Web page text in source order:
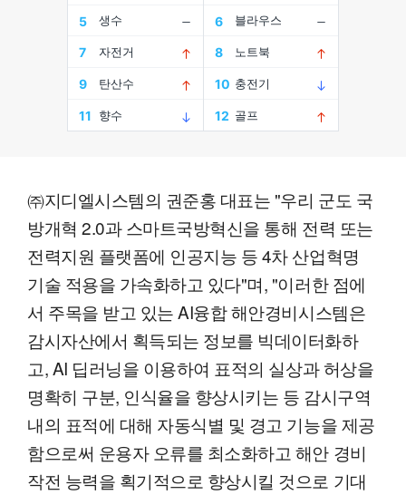
㈜지디엘시스템의 권준홍 대표는 "우리 군도 국
방개혁 2.0과 스마트국방혁신을 통해 전력 또는
전력지원 플랫폼에 인공지능 등 4차 산업혁명
기술 적용을 가속화하고 있다"며, "이러한 점에
서 주목을 받고 있는 AI융합 해안경비시스템은
감시자산에서 획득되는 정보를 빅데이터화하
고, AI 딥러닝을 이용하여 표적의 실상과 허상을
명확히 구분, 인식율을 향상시키는 등 감시구역
내의 표적에 대해 자동식별 및 경고 기능을 제공
함으로써 운용자 오류를 최소화하고 해안 경비
작전 능력을 획기적으로 향상시킬 것으로 기대